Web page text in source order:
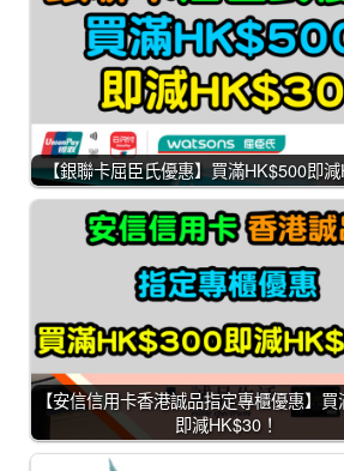
【銀聯卡屈臣氏優惠】買滿HK$500即減
【安信信用卡香港誠品指定專櫃優惠】
即減HK$30！